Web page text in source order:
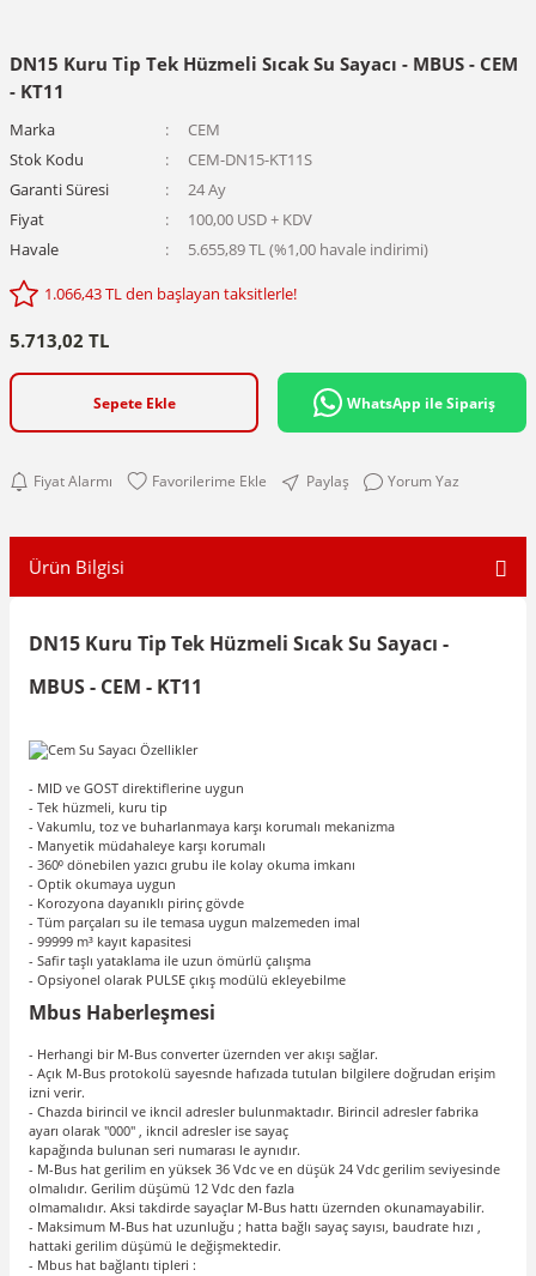
DN15 Kuru Tip Tek Hüzmeli Sıcak Su Sayacı - MBUS - CEM
- KT11
Marka
CEM
Stok Kodu
CEM-DN15-KT11S
Garanti Süresi
24 Ay
Fiyat
100,00 USD + KDV
Havale
5.655,89 TL (%1,00 havale indirimi)
1.066,43 TL den başlayan taksitlerle!
5.713,02 TL
Sepete Ekle WhatsApp ile Sipariş
Fiyat Alarmı Paylaş Yorum Yaz
Ürün Bilgisi
DN15 Kuru Tip Tek Hüzmeli Sıcak Su Sayacı -
MBUS - CEM - KT11
- MID ve GOST direktiflerine uygun
- Tek hüzmeli, kuru tip
- Vakumlu, toz ve buharlanmaya karşı korumalı mekanizma
- Manyetik müdahaleye karşı korumalı
- 360⁰ dönebilen yazıcı grubu ile kolay okuma imkanı
- Optik okumaya uygun
- Korozyona dayanıklı pirinç gövde
- Tüm parçaları su ile temasa uygun malzemeden imal
- 99999 m³ kayıt kapasitesi
- Safir taşlı yataklama ile uzun ömürlü çalışma
- Opsiyonel olarak PULSE çıkış modülü ekleyebilme
Mbus Haberleşmesi
- Herhangi bir M-Bus converter üzernden ver akışı sağlar.
- Açık M-Bus protokolü sayesnde hafızada tutulan bilgilere doğrudan erişim
izni verir.
- Chazda birincil ve ikncil adresler bulunmaktadır. Birincil adresler fabrika
ayarı olarak "000" , ikncil adresler ise sayaç
kapağında bulunan seri numarası le aynıdır.
- M-Bus hat gerilim en yüksek 36 Vdc ve en düşük 24 Vdc gerilim seviyesinde
olmalıdır. Gerilim düşümü 12 Vdc den fazla
olmamalıdır. Aksi takdirde sayaçlar M-Bus hattı üzernden okunamayabilir.
- Maksimum M-Bus hat uzunluğu ; hatta bağlı sayaç sayısı, baudrate hızı ,
hattaki gerilim düşümü le değişmektedir.
- Mbus hat bağlantı tipleri :